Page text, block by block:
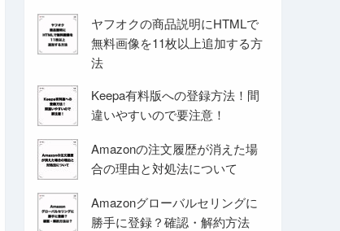
ヤフオクの商品説明にHTMLで
無料画像を11枚以上追加する方
法
Keepa有料版への登録方法！間
違いやすいので要注意！
Amazonの注文履歴が消えた場
合の理由と対処法について
Amazonグローバルセリングに
勝手に登録？確認・解約方法